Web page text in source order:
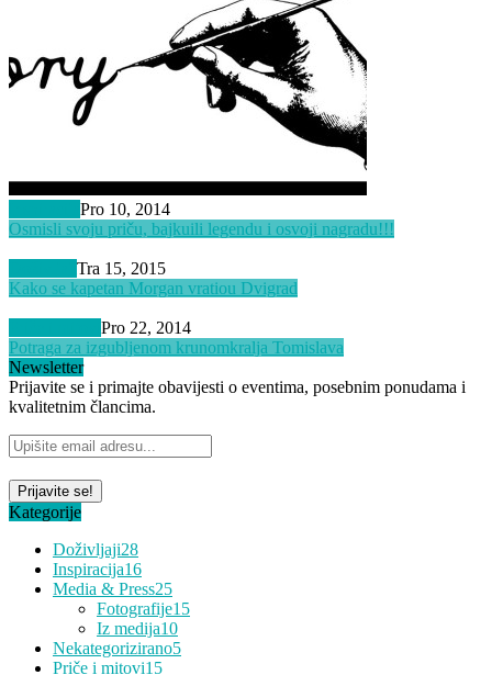
Pro 10, 2014
Osmisli svoju priču, bajkuili legendu i osvoji nagradu!!!
Tra 15, 2015
Kako se kapetan Morgan vratiou Dvigrad
Pro 22, 2014
Potraga za izgubljenom krunomkralja Tomislava
Newsletter
Prijavite se i primajte obavijesti o eventima, posebnim ponudama i
kvalitetnim člancima.
Kategorije
Doživljaji28
Inspiracija16
Media & Press25
Fotografije15
Iz medija10
Nekategorizirano5
Priče i mitovi15